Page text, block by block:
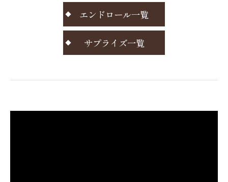
エンドロール一覧
サプライズ一覧